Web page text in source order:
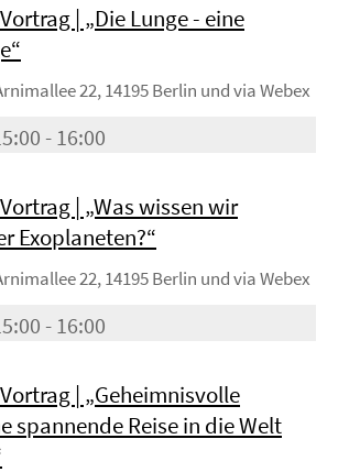
| „Die Lunge - eine
22, 14195 Berlin und via Webex
- 16:00
| „Was wissen wir
Exoplaneten?“
22, 14195 Berlin und via Webex
- 16:00
| „Geheimnisvolle
spannende Reise in die Welt